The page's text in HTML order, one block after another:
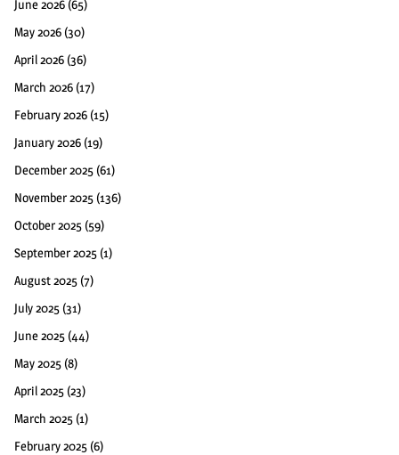
June 2026 (65)
May 2026 (30)
April 2026 (36)
March 2026 (17)
February 2026 (15)
January 2026 (19)
December 2025 (61)
November 2025 (136)
October 2025 (59)
September 2025 (1)
August 2025 (7)
July 2025 (31)
June 2025 (44)
May 2025 (8)
April 2025 (23)
March 2025 (1)
February 2025 (6)